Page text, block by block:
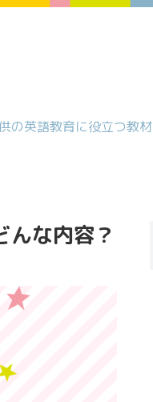
の英語教育に役立つ教材
な内容？